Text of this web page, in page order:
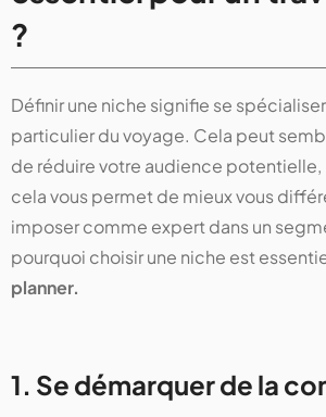
?
Définir une niche signifie se
particulier du voyage. Cela peut
de réduire votre audience potentielle,
cela vous permet de mieux vous
imposer comme expert dans un
pourquoi choisir une niche est
planner.
1. Se démarquer de la